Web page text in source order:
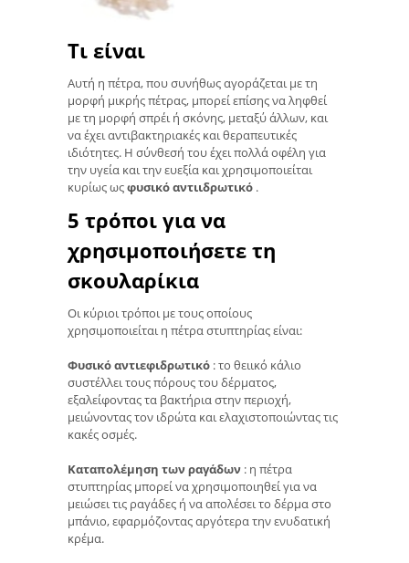
Τι είναι
Αυτή η πέτρα, που συνήθως αγοράζεται με τη
μορφή μικρής πέτρας, μπορεί επίσης να ληφθεί
με τη μορφή σπρέι ή σκόνης, μεταξύ άλλων, και
να έχει αντιβακτηριακές και θεραπευτικές
ιδιότητες. Η σύνθεσή του έχει πολλά οφέλη για
την υγεία και την ευεξία και χρησιμοποιείται
κυρίως ωςφυσικό αντιιδρωτικό .
5 τρόποι για να
χρησιμοποιήσετε τη
σκουλαρίκια
Οι κύριοι τρόποι με τους οποίους
χρησιμοποιείται η πέτρα στυπτηρίας είναι:
Φυσικό αντιεφιδρωτικό : το θειικό κάλιο
συστέλλει τους πόρους του δέρματος,
εξαλείφοντας τα βακτήρια στην περιοχή,
μειώνοντας τον ιδρώτα και ελαχιστοποιώντας τις
κακές οσμές.
Καταπολέμηση των ραγάδων : η πέτρα
στυπτηρίας μπορεί να χρησιμοποιηθεί για να
μειώσει τις ραγάδες ή να απολέσει το δέρμα στο
μπάνιο, εφαρμόζοντας αργότερα την ενυδατική
κρέμα.